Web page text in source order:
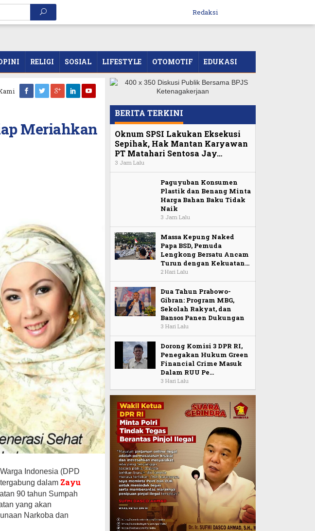
Redaksi
RELIGI SOSIAL LIFESTYLE OTOMOTIF EDUKASI
Meriahkan
Indonesia (DPD
dalam Zayu
90 tahun Sumpah
yang akan
Narkoba dan
BERITA TERKINI
Oknum SPSI Lakukan Eksekusi
Sepihak, Hak Mantan Karyawan
PT Matahari Sentosa Jay…
3 Jam Lalu
Paguyuban Konsumen
Plastik dan Benang Minta
Harga Bahan Baku Tidak
Naik
3 Jam Lalu
Massa Kepung Naked
Papa BSD, Pemuda
Lengkong Bersatu Ancam
Turun dengan Kekuatan…
2 Hari Lalu
Dua Tahun Prabowo-
Gibran: Program MBG,
Sekolah Rakyat, dan
Bansos Panen Dukungan
3 Hari Lalu
Dorong Komisi 3 DPR RI,
Penegakan Hukum Green
Financial Crime Masuk
Dalam RUU Pe…
3 Hari Lalu